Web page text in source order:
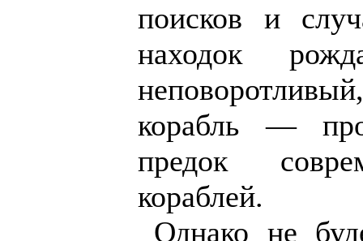
поисков и
находок
корабль —
предок
кораблей.
Однако не